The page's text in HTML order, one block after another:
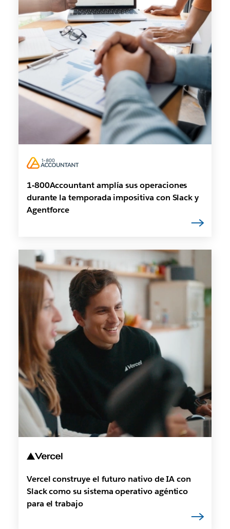
1-800Accountant amplía sus operaciones
durante la temporada impositiva con Slack y
Agentforce
Vercel construye el futuro nativo de IA con
Slack como su sistema operativo agéntico
para el trabajo